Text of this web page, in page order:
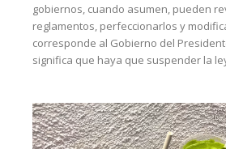
gobiernos, cuando asumen, pueden
reglamentos, perfeccionarlos y
corresponde al Gobierno del
significa que haya que suspender la